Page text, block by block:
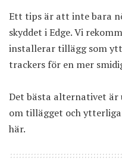
Ett tips är att inte bara
skyddet i Edge. Vi
installerar tillägg som
trackers för en mer
Det bästa alternativet är
om tillägget och
här.